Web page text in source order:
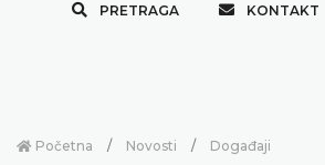
PRETRAGA KONTAKT
Početna Novosti Događaji